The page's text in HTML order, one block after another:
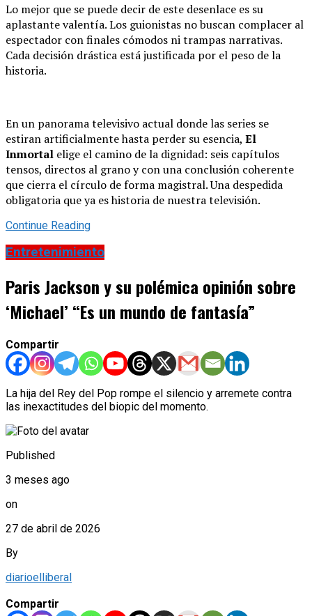
Lo mejor que se puede decir de este desenlace es su
aplastante valentía. Los guionistas no buscan complacer al
espectador con finales cómodos ni trampas narrativas.
Cada decisión drástica está justificada por el peso de la
historia.
En un panorama televisivo actual donde las series se
estiran artificialmente hasta perder su esencia, El
Inmortal elige el camino de la dignidad: seis capítulos
tensos, directos al grano y con una conclusión coherente
que cierra el círculo de forma magistral. Una despedida
obligatoria que ya es historia de nuestra televisión.
Continue Reading
Entretenimiento
Paris Jackson y su polémica opinión sobre
‘Michael’ “Es un mundo de fantasía”
Compartir
La hija del Rey del Pop rompe el silencio y arremete contra
las inexactitudes del biopic del momento.
Published
3 meses ago
on
27 de abril de 2026
By
diarioelliberal
Compartir